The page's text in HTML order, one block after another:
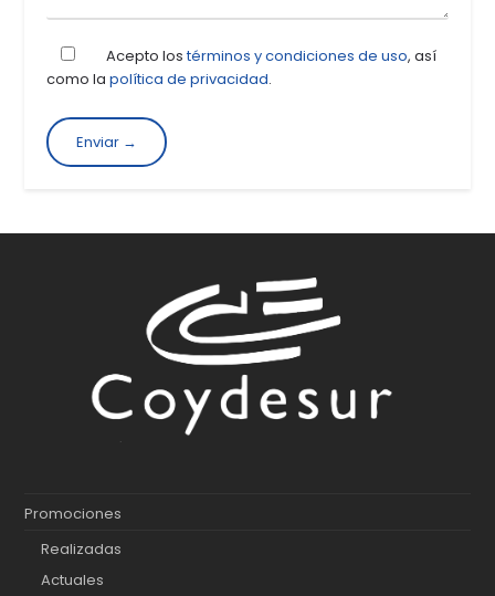
Acepto lostérminos y condiciones de uso, así
como lapolítica de privacidad.
Promociones
Realizadas
Actuales